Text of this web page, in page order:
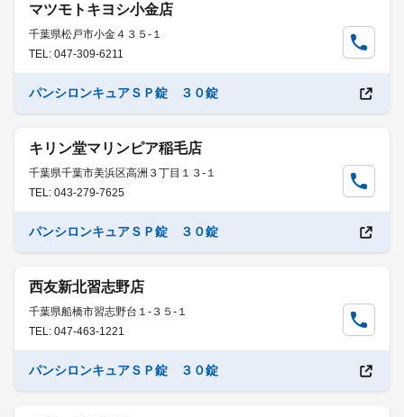
マツモトキヨシ小金店
千葉県松戸市小金４３５-１
TEL: 047-309-6211
パンシロンキュアＳＰ錠 ３０錠
キリン堂マリンピア稲毛店
千葉県千葉市美浜区高洲３丁目１３-１
TEL: 043-279-7625
パンシロンキュアＳＰ錠 ３０錠
西友新北習志野店
千葉県船橋市習志野台１-３５-１
TEL: 047-463-1221
パンシロンキュアＳＰ錠 ３０錠